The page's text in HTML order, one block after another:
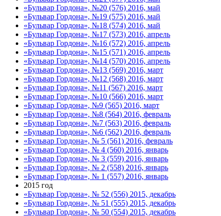
«Бульвар Гордона», №20 (576) 2016, май
«Бульвар Гордона», №19 (575) 2016, май
«Бульвар Гордона», №18 (574) 2016, май
«Бульвар Гордона», №17 (573) 2016, апрель
«Бульвар Гордона», №16 (572) 2016, апрель
«Бульвар Гордона», №15 (571) 2016, апрель
«Бульвар Гордона», №14 (570) 2016, апрель
«Бульвар Гордона», №13 (569) 2016, март
«Бульвар Гордона», №12 (568) 2016, март
«Бульвар Гордона», №11 (567) 2016, март
«Бульвар Гордона», №10 (566) 2016, март
«Бульвар Гордона», №9 (565) 2016, март
«Бульвар Гордона», №8 (564) 2016, февраль
«Бульвар Гордона», №7 (563) 2016, февраль
«Бульвар Гордона», №6 (562) 2016, февраль
«Бульвар Гордона», № 5 (561) 2016, февраль
«Бульвар Гордона», № 4 (560) 2016, январь
«Бульвар Гордона», № 3 (559) 2016, январь
«Бульвар Гордона», № 2 (558) 2016, январь
«Бульвар Гордона», № 1 (557) 2016, январь
2015 год
«Бульвар Гордона», № 52 (556) 2015, декабрь
«Бульвар Гордона», № 51 (555) 2015, декабрь
«Бульвар Гордона», № 50 (554) 2015, декабрь